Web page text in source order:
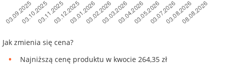
Jak zmienia się cena?
Najniższą cenę produktu w kwocie 264,35 zł